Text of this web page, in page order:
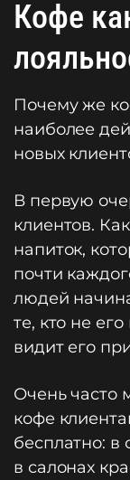
Кофе
Почему же
наиболее
новых
В первую
клиентов.
напиток,
почти
людей
те, кто не
видит его
Очень часто
кофе
бесплатно: в
в салонах